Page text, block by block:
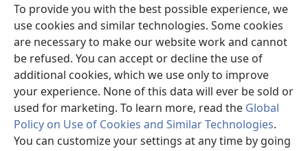
To provide you with the best possible experience, we
use cookies and similar technologies. Some cookies
are necessary to make our website work and cannot
be refused. You can accept or decline the use of
additional cookies, which we use only to improve
your experience. None of this data will ever be sold or
used for marketing. To learn more, read the Global
Policy on Use of Cookies and Similar Technologies.
You can customize your settings at any time by going
venster
oop)
JW Hub
(maak
nuwe
venster
oop)
JW Library
Watchtower Library
Copyright© 2026 Watch Tower Bible and Tract Society of Pennsylvania.